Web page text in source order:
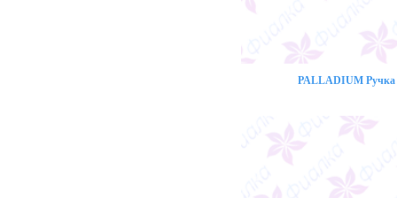
PALLADIUM Ручка